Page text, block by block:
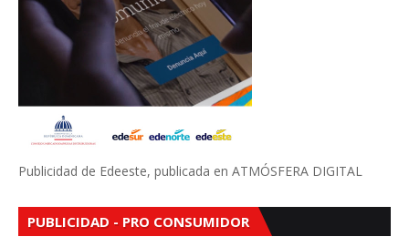
Publicidad de Edeeste, publicada en ATMÓSFERA DIGITAL
PUBLICIDAD - PRO CONSUMIDOR